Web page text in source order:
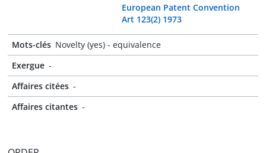
European Patent Convention
Art 123(2) 1973
Mots-clés Novelty (yes) - equivalence
Exergue -
Affaires citées -
Affaires citantes -